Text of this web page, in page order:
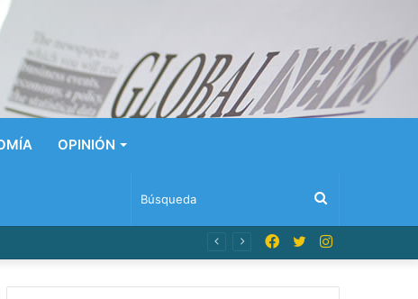
OPINIÓN
Búsqueda
Dominicana Instagram
Twitter
Facebook